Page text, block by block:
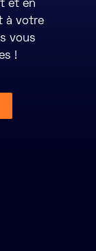
et en
à votre
vous
!